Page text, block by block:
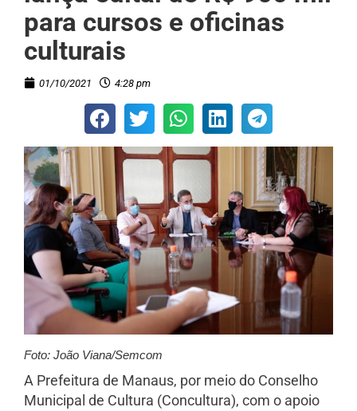
para cursos e oficinas
culturais
01/10/2021 4:28 pm
Foto: João Viana/Semcom
A Prefeitura de Manaus, por meio do Conselho
Municipal de Cultura (Concultura), com o apoio